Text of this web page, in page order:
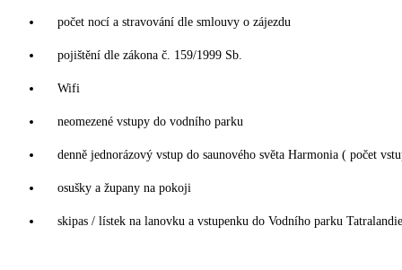
počet nocí a stravování dle smlouvy o zájezdu
pojištění dle zákona č. 159/1999 Sb.
Wifi
neomezené vstupy do vodního parku
denně jednorázový vstup do saunového světa Harmonia ( počet
osušky a župany na pokoji
skipas / lístek na lanovku a vstupenku do Vodního parku Tatralandie